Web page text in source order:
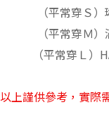
（平常穿Ｓ
（平常穿Ｍ
（平常穿Ｌ
以上謹供參考， 實際